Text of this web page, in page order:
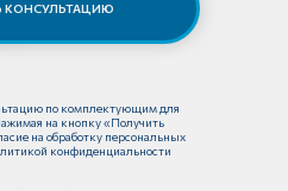
КОНСУЛЬТАЦИЮ
по комплектующим для
на кнопку «Получить
на обработку персональных
конфиденциальности